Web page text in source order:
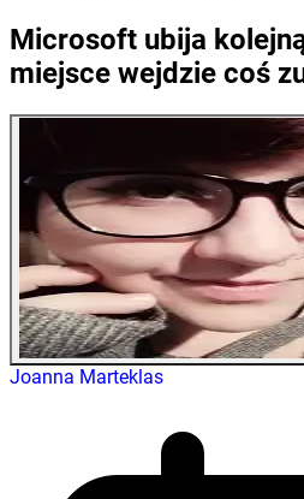
Microsoft ubija
miejsce wejdzie coś
Joanna Marteklas